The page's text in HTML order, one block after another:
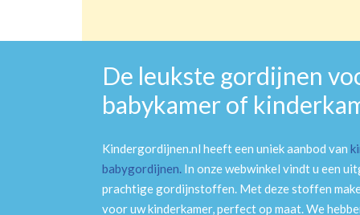
De leukste gordijnen
babykamer of
Kindergordijnen.nl heeft een uniek aanbod van
babygordijnen. In onze webwinkel vindt u een
prachtige gordijnstoffen. Met deze stoffen
voor uw kinderkamer, perfect op maat. We